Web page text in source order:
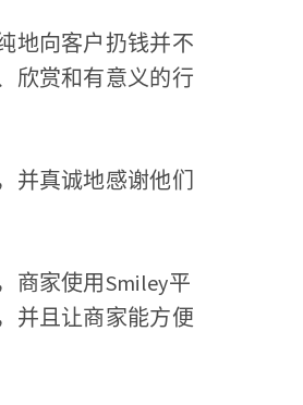
地向客户扔钱并不
欣赏和有意义的行
并真诚地感谢他们
商家使用Smiley平
并且让商家能方便